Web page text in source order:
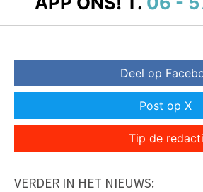
Deel op
Post op X
Tip de
VERDER IN HET NIEUWS: